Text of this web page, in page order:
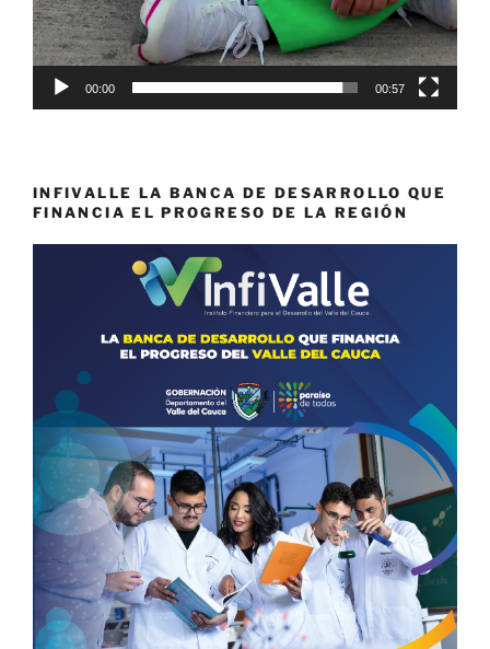
00:00 00:57
INFIVALLE LA BANCA DE DESARROLLO QUE
FINANCIA EL PROGRESO DE LA REGIÓN